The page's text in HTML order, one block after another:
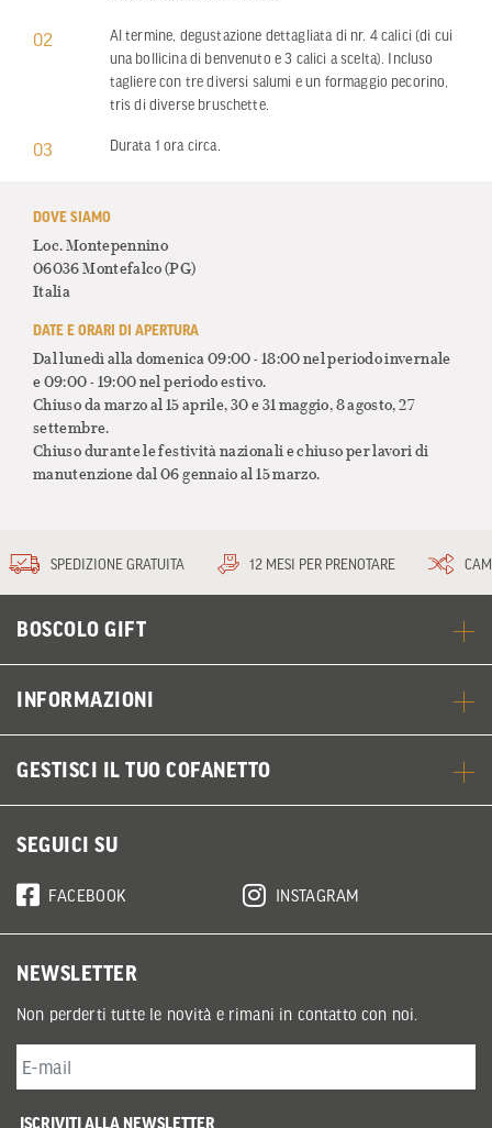
02
Al termine, degustazione dettagliata di nr. 4 calici (di cui
una bollicina di benvenuto e 3 calici a scelta). Incluso
tagliere con tre diversi salumi e un formaggio pecorino,
tris di diverse bruschette.
03 Durata 1 ora circa.
DOVE SIAMO
Loc. Montepennino
06036 Montefalco(PG)
Italia
DATE E ORARI DI APERTURA
Dal lunedì alla domenica 09:00 - 18:00 nel periodo invernale
e 09:00 - 19:00 nel periodo estivo.
Chiuso da marzo al 15 aprile, 30 e 31 maggio, 8 agosto, 27
settembre.
Chiuso durante le festività nazionali e chiuso per lavori di
manutenzione dal 06 gennaio al 15 marzo.
SPEDIZIONE GRATUITA 12 MESI PER PRENOTARE
BOSCOLO GIFT
INFORMAZIONI
GESTISCI IL TUO COFANETTO
SEGUICI SU
FACEBOOK INSTAGRAM
NEWSLETTER
Non perderti tutte le novità e rimani in contatto con noi.
ISCRIVITI ALLA NEWSLETTER